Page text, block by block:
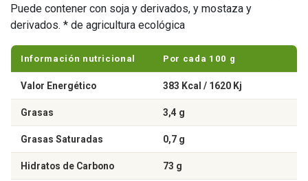
Puede contener con soja y derivados, y mostaza y
derivados. * de agricultura ecológica
Información nutricional Por cada 100 g
Valor Energético 383 Kcal / 1620 Kj
Grasas 3,4 g
Grasas Saturadas 0,7 g
Hidratos de Carbono 73 g